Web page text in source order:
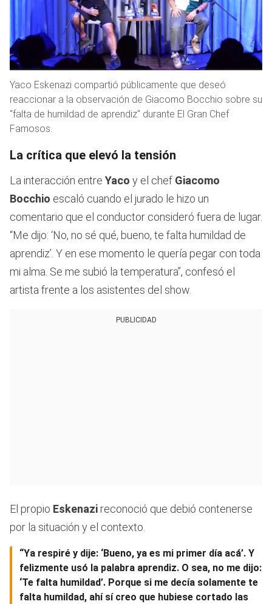
Yaco Eskenazi compartió públicamente que deseó
reaccionar a la observación de Giacomo Bocchio sobre su
"falta de humildad de aprendiz" durante El Gran Chef
Famosos.
La crítica que elevó la tensión
La interacción entre Yaco y el chef Giacomo
Bocchio escaló cuando el jurado le hizo un
comentario que el conductor consideró fuera de lugar.
“Me dijo: ‘No, no sé qué, bueno, te falta humildad de
aprendiz’. Y en ese momento le quería pegar con toda
mi alma. Se me subió la temperatura”, confesó el
artista frente a los asistentes del show.
PUBLICIDAD
El propio Eskenazi reconoció que debió contenerse
por la situación y el contexto.
“Ya respiré y dije: ‘Bueno, ya es mi primer día acá’. Y
felizmente usó la palabra aprendiz. O sea, no me dijo:
‘Te falta humildad’. Porque si me decía solamente te
falta humildad, ahí sí creo que hubiese cortado las